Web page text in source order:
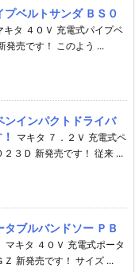
ベルトサンダ ＢＳ０
キタ ４０Ｖ 充電式パイプベ
発売です！ このよう ...
ンインパクトドライバ
マキタ ７．２Ｖ 充電式ペ
３Ｄ 新発売です！ 従来 ...
ブルバンドソー ＰＢ
マキタ ４０Ｖ 充電式ポータ
新発売です！ サイズ ...